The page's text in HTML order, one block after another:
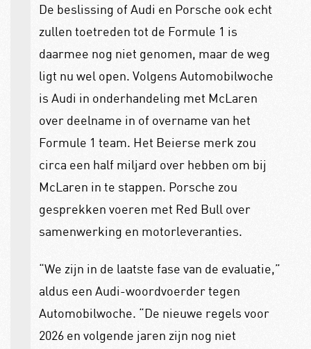
De beslissing of Audi en Porsche ook echt
zullen toetreden tot de Formule 1 is
daarmee nog niet genomen, maar de weg
ligt nu wel open. Volgens Automobilwoche
is Audi in onderhandeling met McLaren
over deelname in of overname van het
Formule 1 team. Het Beierse merk zou
circa een half miljard over hebben om bij
McLaren in te stappen. Porsche zou
gesprekken voeren met Red Bull over
samenwerking en motorleveranties.
“We zijn in de laatste fase van de evaluatie,”
aldus een Audi-woordvoerder tegen
Automobilwoche. “De nieuwe regels voor
2026 en volgende jaren zijn nog niet